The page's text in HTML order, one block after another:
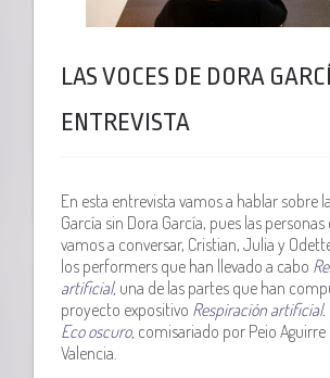
LAS VOCES DE DORA
ENTREVISTA
En esta entrevista vamos a hablar sobre
García sin Dora García, pues las
vamos a conversar, Cristian, Julia y
los performers que han llevado a cabo
artificial, una de las partes que han
proyecto expositivo Respiración artificial.
Eco oscuro, comisariado por Peio Aguirre
Valencia.